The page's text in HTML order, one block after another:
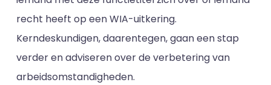
recht heeft op een WIA-uitkering.
Kerndeskundigen, daarentegen, gaan een stap
verder en adviseren over de verbetering van
arbeidsomstandigheden.